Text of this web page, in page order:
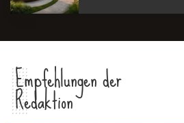
Empfehlungen der
Redaktion